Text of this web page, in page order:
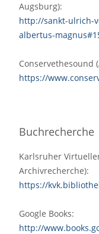
Augsburg):
http://sankt-ulrich-
albertus-
Conservethesound
https://
Buchrecherche
Karlsruher
Archivrecherche):
https://
Google Books:
http://